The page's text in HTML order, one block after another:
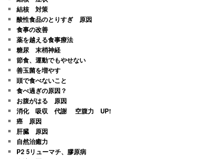
結核 対策
酸性食品のとりすぎ 原因
食事の改善
薬を越える食事療法
糖尿 末梢神経
節食、運動でもやせない
善玉菌を増やす
頭で食べないこと
食べ過ぎの原因？
お腹がはる 原因
消化 吸収 代謝 空腹力 UP!
癌 原因
肝臓 原因
自然治癒力
P2 5リューマチ、膠原病